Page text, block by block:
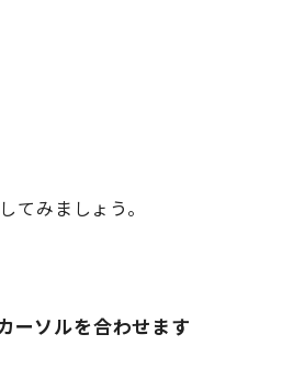
てみましょう。
ーソルを合わせます